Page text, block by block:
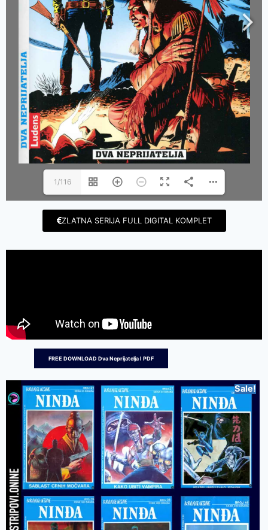
1/116
ZLATNA SERIJA FULL DIGITAL KOMPLET
FREE DOWNLOAD Dva Neprijatelja I PDF
Sale!